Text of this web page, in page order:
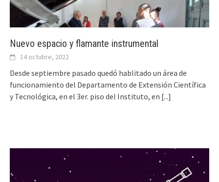
Nuevo espacio y flamante instrumental
14 octubre, 2022
Desde septiembre pasado quedó hablitado un área de
funcionamiento del Departamento de Extensión Científica
y Tecnológica, en el 3er. piso del Instituto, en [...]